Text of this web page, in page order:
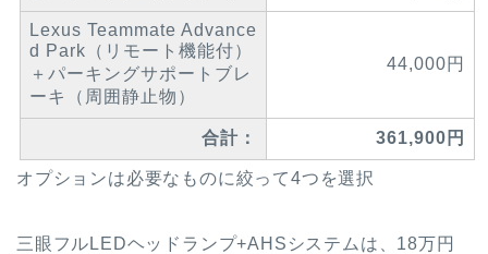
Lexus Teammate Advance
d Park（リモート機能付）
＋パーキングサポートブレ
ーキ（周囲静止物）
44,000円
合計： 361,900円
オプションは必要なものに絞って4つを選択
三眼フルLEDヘッドランプ+AHSシステムは、18万円